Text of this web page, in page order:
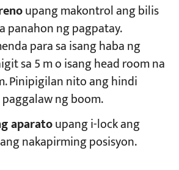
upang makontrol ang bilis
panahon ng pagpatay.
para sa isang haba ng
sa 5 m o isang head room na
Pinipigilan nito ang hindi
ng boom.
aparatoupang i-lock ang
nakapirming posisyon.